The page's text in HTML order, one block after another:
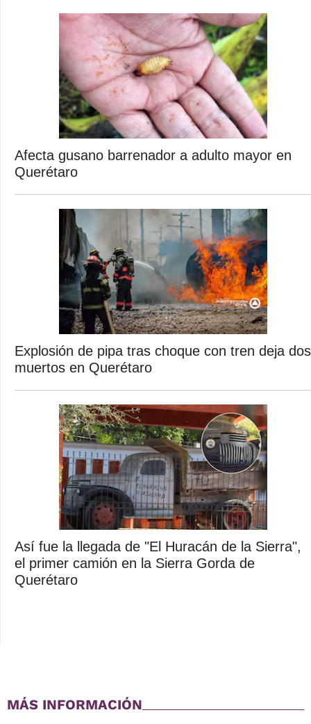
Afecta gusano barrenador a adulto mayor en
Querétaro
Explosión de pipa tras choque con tren deja dos
muertos en Querétaro
Así fue la llegada de "El Huracán de la Sierra",
el primer camión en la Sierra Gorda de
Querétaro
MÁS INFORMACIÓN